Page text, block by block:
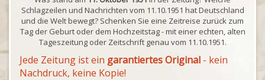
Schlagzeilen und Nachrichten vom 11.10.1951 hat Deutschland
und die Welt bewegt? Schenken Sie eine Zeitreise zurück zum
Tag der Geburt oder dem Hochzeitstag - mit einer echten, alten
Tageszeitung oder Zeitschrift genau vom 11.10.1951.
Jede Zeitung ist ein garantiertes Original - kein
Nachdruck, keine Kopie!